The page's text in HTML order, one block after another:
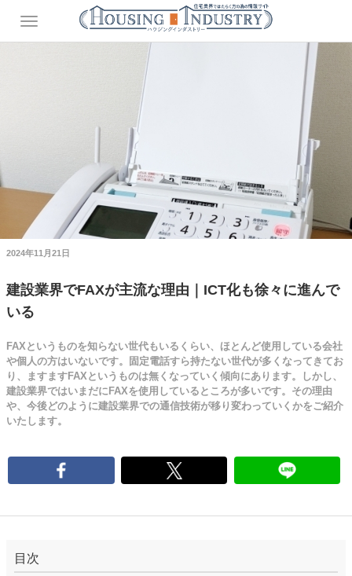
2024年11月21日
建設業界でFAXが主流な理由｜ICT化も徐々に進んで
いる
FAXというものを知らない世代もいるくらい、ほとんど使用している会社
や個人の方はいないです。固定電話すら持たない世代が多くなってきてお
り、ますますFAXというものは無くなっていく傾向にあります。しかし、
建設業界ではいまだにFAXを使用しているところが多いです。その理由
や、今後どのように建設業界での通信技術が移り変わっていくかをご紹介
いたします。
目次